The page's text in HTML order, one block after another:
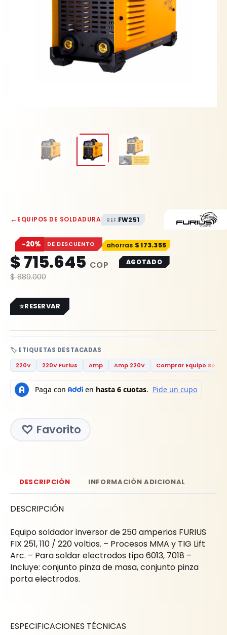
←EQUIPOS DE SOLDADURA REF.FW251
−20% DE DESCUENTO $173.355
$889.000
$715.645 AGOTADO
🏷️ ETIQUETAS DESTACADAS
220V
220V Furius Amp Amp 220V Comprar Equipo Soldar
RESERVAR
Favorito
DESCRIPCIÓN INFORMACIÓN ADICIONAL
DESCRIPCIÓN
Equipo soldador inversor de 250 amperios FURIUS
FIX 251, 110 / 220 voltios. – Procesos MMA y TIG Lift
Arc. – Para soldar electrodos tipo 6013, 7018 –
Incluye: conjunto pinza de masa, conjunto pinza
porta electrodos.
ESPECIFICACIONES TÉCNICAS